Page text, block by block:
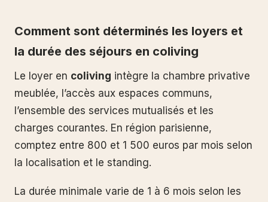
Comment sont déterminés les loyers et
la durée des séjours en coliving
Le loyer en coliving intègre la chambre privative
meublée, l’accès aux espaces communs,
l’ensemble des services mutualisés et les
charges courantes. En région parisienne,
comptez entre 800 et 1 500 euros par mois selon
la localisation et le standing.
La durée minimale varie de 1 à 6 mois selon les